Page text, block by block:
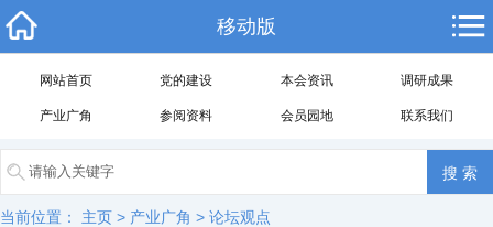
移动版
网站首页 党的建设 本会资讯 调研成果
产业广角 参阅资料 会员园地 联系我们
当前位置： 主页 > 产业广角 > 论坛观点